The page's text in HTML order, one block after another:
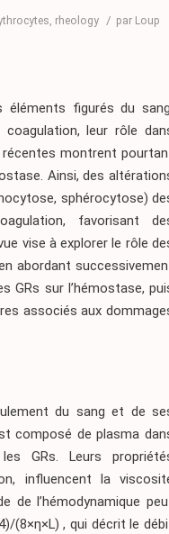
, rheology / par Loup
éléments figurés du
leur rôle
récentes montrent
Ainsi, des
sphérocytose)
favorisant
vise à explorer le rôle
abordant
GRs sur l’hémostase,
associés aux
du sang et de
composé de plasma
GRs. Leurs
influencent la
de l’hémodynamique
(8×η×L) , qui décrit le